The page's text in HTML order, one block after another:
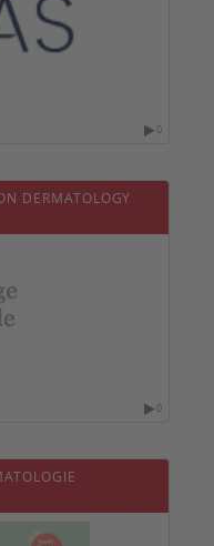
0
DERMATOLOGY
0